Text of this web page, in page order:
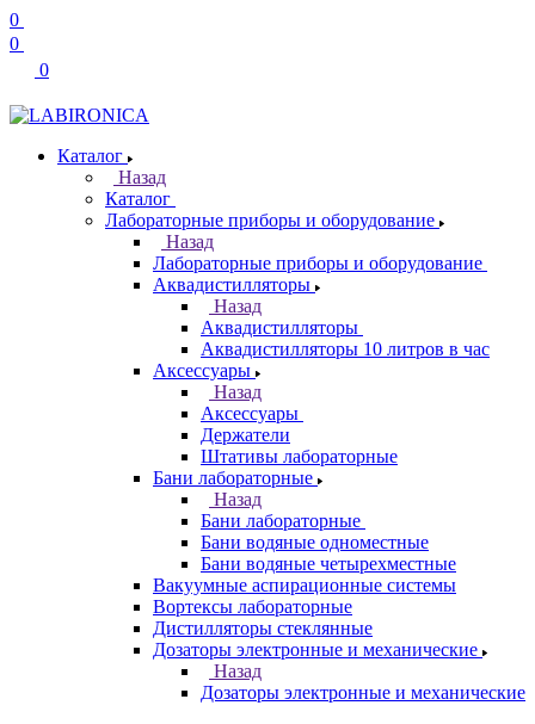
0
0
0
Каталог
Назад
Каталог
Лабораторные приборы и оборудование
Назад
Лабораторные приборы и оборудование
Аквадистилляторы
Назад
Аквадистилляторы
Аквадистилляторы 10 литров в час
Аксессуары
Назад
Аксессуары
Держатели
Штативы лабораторные
Бани лабораторные
Назад
Бани лабораторные
Бани водяные одноместные
Бани водяные четырехместные
Вакуумные аспирационные системы
Вортексы лабораторные
Дистилляторы стеклянные
Дозаторы электронные и механические
Назад
Дозаторы электронные и механические